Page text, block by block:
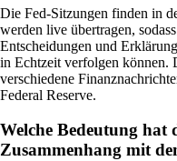
Die Fed-Sitzungen finden in
werden live übertragen,
Entscheidungen und
in Echtzeit verfolgen können.
verschiedene
Federal Reserve.
Welche Bedeutung hat
Zusammenhang mit